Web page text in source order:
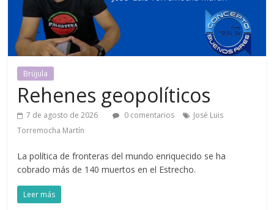
Brújula
Rehenes geopolíticos
7 de agosto de 2026 0 comentarios
José Luis
Torremocha Martín
La política de fronteras del mundo enriquecido se ha
cobrado más de 140 muertos en el Estrecho.
Leer más